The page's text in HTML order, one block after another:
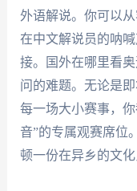
外语解说。你可以
在中文解说员的呐
接。国外在哪里看
问的难题。无论是
每一场大小赛事，
音”的专属观赛席位
顿一份在异乡的文化